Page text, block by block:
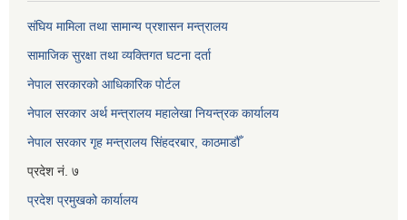
संघिय मामिला तथा सामान्य प्रशासन मन्त्रालय
सामाजिक सुरक्षा तथा व्यक्तिगत घटना दर्ता
नेपाल सरकारको आधिकारिक पोर्टल
नेपाल सरकार अर्थ मन्त्रालय महालेखा नियन्त्रक कार्यालय
नेपाल सरकार गृह मन्त्रालय सिंहदरबार, काठमाडौँ
प्रदेश नं. ७
प्रदेश प्रमुखको कार्यालय